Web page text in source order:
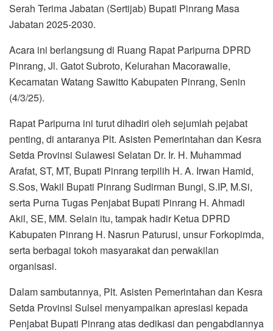
Serah Terima Jabatan (Sertijab) Bupati Pinrang Masa
Jabatan 2025-2030.
Acara ini berlangsung di Ruang Rapat Paripurna DPRD
Pinrang, Jl. Gatot Subroto, Kelurahan Macorawalie,
Kecamatan Watang Sawitto Kabupaten Pinrang, Senin
(4/3/25).
Rapat Paripurna ini turut dihadiri oleh sejumlah pejabat
penting, di antaranya Plt. Asisten Pemerintahan dan Kesra
Setda Provinsi Sulawesi Selatan Dr. Ir. H. Muhammad
Arafat, ST, MT, Bupati Pinrang terpilih H. A. Irwan Hamid,
S.Sos, Wakil Bupati Pinrang Sudirman Bungi, S.IP, M.Si,
serta Purna Tugas Penjabat Bupati Pinrang H. Ahmadi
Akil, SE, MM. Selain itu, tampak hadir Ketua DPRD
Kabupaten Pinrang H. Nasrun Paturusi, unsur Forkopimda,
serta berbagai tokoh masyarakat dan perwakilan
organisasi.
Dalam sambutannya, Plt. Asisten Pemerintahan dan Kesra
Setda Provinsi Sulsel menyampaikan apresiasi kepada
Penjabat Bupati Pinrang atas dedikasi dan pengabdiannya